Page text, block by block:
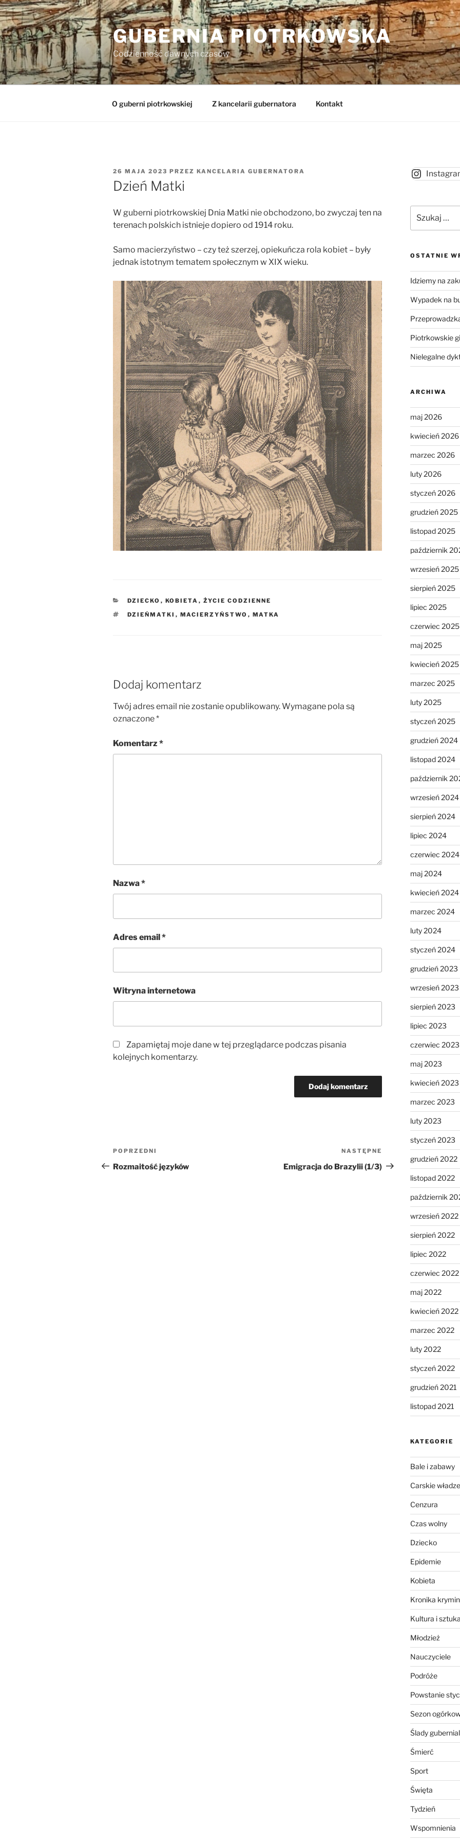
Przejdź
do
treści
GUBERNIA PIOTRKOWSKA
Codzienność dawnych czasów
O guberni piotrkowskiej Z kancelarii gubernatora Kontakt
OPUBLIKOWANE
W
26 MAJA 2023 PRZEZ KANCELARIA GUBERNATORA
Dzień Matki
W guberni piotrkowskiej Dnia Matki nie obchodzono, bo zwyczaj ten na
terenach polskich istnieje dopiero od 1914 roku.
Samo macierzyństwo – czy też szerzej, opiekuńcza rola kobiet – były
jednak istotnym tematem społecznym w XIX wieku.
KATEGORIE
DZIECKO , KOBIETA , ŻYCIE CODZIENNE
TAGI
DZIEŃMATKI , MACIERZYŃSTWO , MATKA
Dodaj komentarz
Twój adres email nie zostanie opublikowany.Wymagane pola są
oznaczone*
Komentarz *
Nazwa*
Adres email*
Witryna internetowa
Zapamiętaj moje dane w tej przeglądarce podczas pisania
kolejnych komentarzy.
Nawigacja
wpisu
Poprzedni
wpis
POPRZEDNI
Rozmaitość języków
Następny
wpis
NASTĘPNE
Emigracja do Brazylii (1/3)
OSTATNIE
Idziemy na
Wypadek na
Piotrkowskie
Nielegalne
ARCHIWA
maj 2026
kwiecień 2026
marzec 2026
luty 2026
styczeń 2026
grudzień 2025
listopad 2025
październik
wrzesień 2025
sierpień 2025
lipiec 2025
czerwiec 2025
maj 2025
kwiecień 2025
marzec 2025
luty 2025
styczeń 2025
grudzień 2024
listopad 2024
październik
wrzesień 2024
sierpień 2024
lipiec 2024
czerwiec 2024
maj 2024
kwiecień 2024
marzec 2024
luty 2024
styczeń 2024
grudzień 2023
wrzesień 2023
sierpień 2023
lipiec 2023
czerwiec 2023
maj 2023
kwiecień 2023
marzec 2023
luty 2023
styczeń 2023
grudzień 2022
listopad 2022
październik
wrzesień 2022
sierpień 2022
lipiec 2022
czerwiec 2022
maj 2022
kwiecień 2022
marzec 2022
luty 2022
styczeń 2022
grudzień 2021
listopad 2021
KATEGORIE
Bale i zabawy
Carskie władze
Cenzura
Czas wolny
Dziecko
Epidemie
Kobieta
Kronika
Kultura i
Młodzież
Nauczyciele
Podróże
Powstanie
Sezon
Ślady
Śmierć
Sport
Święta
Tydzień
Wspomnienia